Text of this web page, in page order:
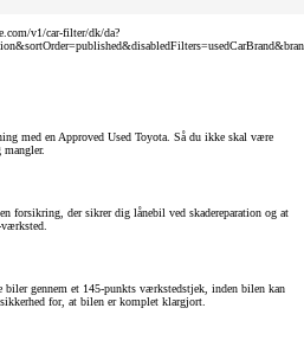
v1/car-filter/dk/da?
med en Approved Used Toyota. Så du ikke skal være
forsikring, der sikrer dig lånebil ved skadereparation og at
biler gennem et 145-punkts værkstedstjek, inden bilen kan
for, at bilen er komplet klargjort.